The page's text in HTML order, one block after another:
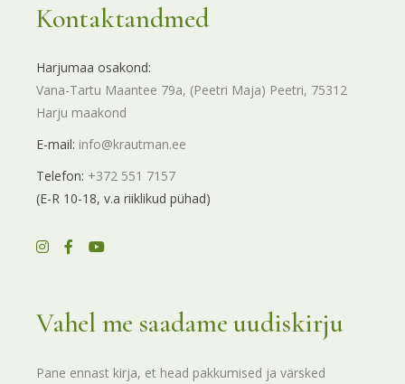
Kontaktandmed
Harjumaa osakond:
Vana-Tartu Maantee 79a, (Peetri Maja) Peetri, 75312
Harju maakond
E-mail: info@krautman.ee
Telefon: +372 551 7157
(E-R 10-18, v.a riiklikud pühad)
Vahel me saadame uudiskirju
Pane ennast kirja, et head pakkumised ja värsked